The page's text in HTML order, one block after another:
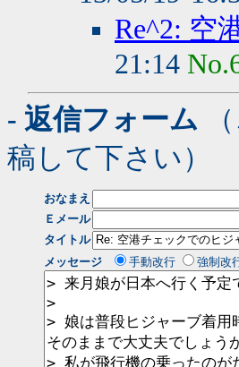
Re^2: 空
21:14
- 返信フォーム
稿して下さい）
おなまえ
Ｅメール
タイトル
メッセージ
手動改行 強制改